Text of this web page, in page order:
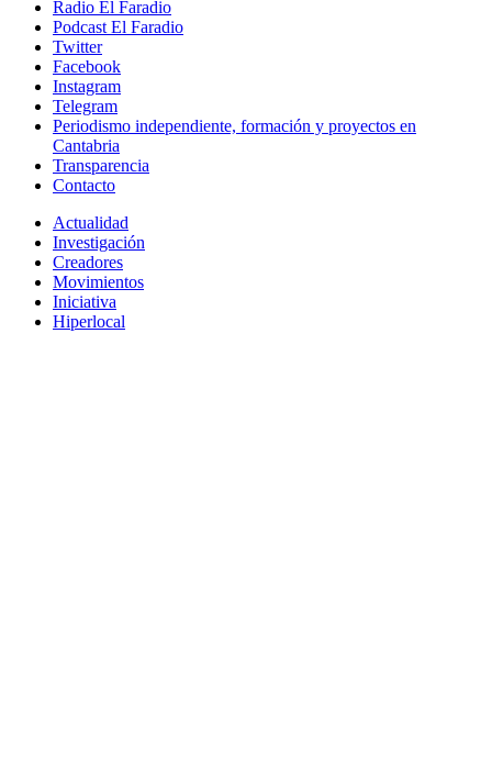
Radio El Faradio
Podcast El Faradio
Twitter
Facebook
Instagram
Telegram
Periodismo independiente, formación y proyectos en
Cantabria
Transparencia
Contacto
Actualidad
Investigación
Creadores
Movimientos
Iniciativa
Hiperlocal